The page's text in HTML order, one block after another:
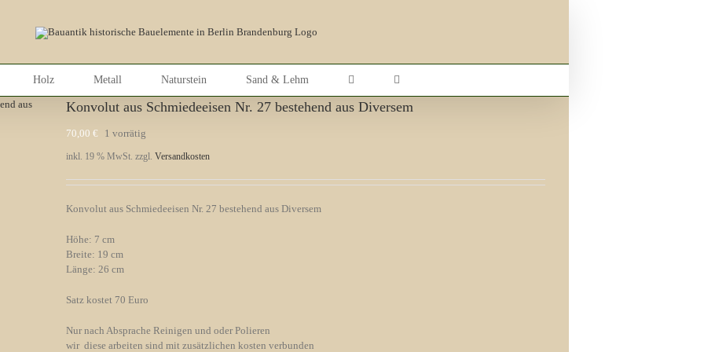
Holz Metall Naturstein Sand & Lehm
Konvolut aus Schmiedeeisen Nr. 27 bestehend aus Diversem
70,00 € 1 vorrätig
inkl. 19 % MwSt. zzgl. Versandkosten
Konvolut aus Schmiedeeisen Nr. 27 bestehend aus Diversem
Höhe: 7 cm
Breite: 19 cm
Länge: 26 cm
Satz kostet 70 Euro
Nur nach Absprache Reinigen und oder Polieren
wir diese arbeiten sind mit zusätzlichen kosten verbunden